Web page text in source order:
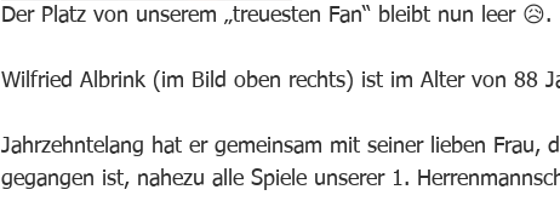
Der Platz von unserem „treuesten Fan“ bleibt nun leer 😥.
Wilfried Albrink (im Bild oben rechts) ist im Alter von 88
Jahrzehntelang hat er gemeinsam mit seiner lieben Frau,
gegangen ist, nahezu alle Spiele unserer 1.